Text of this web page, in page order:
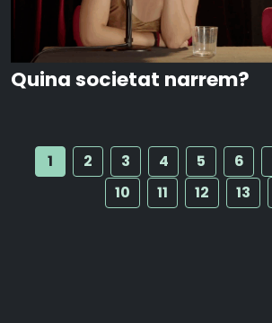
Quina societat narrem?
1 2 3 4 5 6
10
11 12 13